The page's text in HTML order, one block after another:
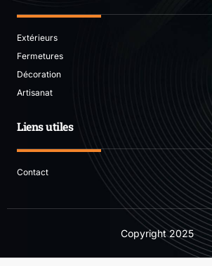
Extérieurs
Fermetures
Décoration
Artisanat
Liens utiles
Contact
Copyright2025